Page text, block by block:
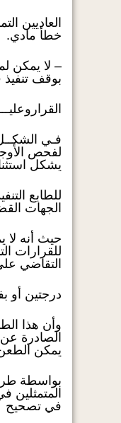
العاديين
خطأ مادي.
– لا يمكن
بوقف
فـي
لفحص
يشكل
للطابع
الجهات
حيث أنه لا
للقرارات
التقاضي
درجتين أو
وأن هذا
الصادرة
يمكن الطعن
بواسطة
المتمثلين
في تصحيح